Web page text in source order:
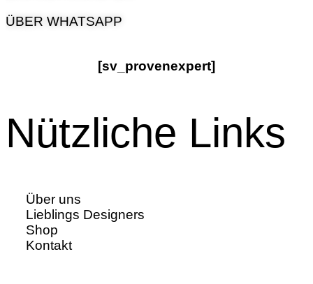
ÜBER WHATSAPP
[sv_provenexpert]
Nützliche Links
Über uns
Lieblings Designers
Shop
Kontakt